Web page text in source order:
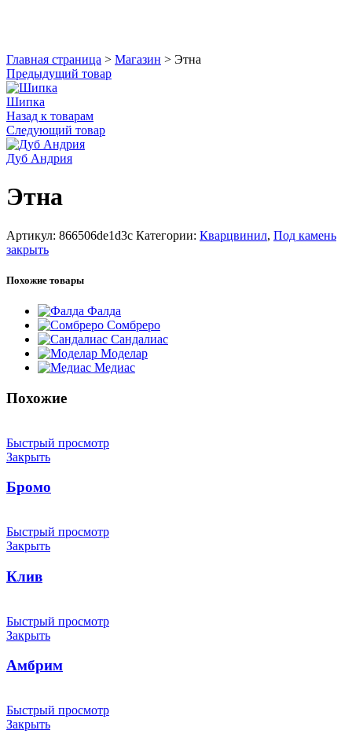
Главная страница > Магазин > Этна
Предыдущий товар
Шипка
Назад к товарам
Следующий товар
Дуб Андрия
Этна
Артикул: 866506de1d3c Категории: Кварцвинил, Под камень
закрыть
Похожие товары
Фалда
Сомбреро
Сандалиас
Моделар
Медиас
Похожие
Быстрый просмотр
Закрыть
Бромо
Быстрый просмотр
Закрыть
Клив
Быстрый просмотр
Закрыть
Амбрим
Быстрый просмотр
Закрыть